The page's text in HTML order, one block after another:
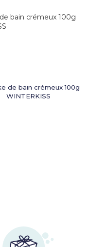
de bain crémeux 100g
WINTERKISS